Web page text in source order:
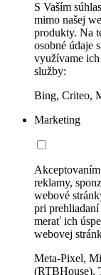
S Vaším
mimo našej
produkty. Na
osobné údaje
využívame
služby:
Bing, Criteo,
Marketing
reklamy,
webové
pri prehliadaní
merať ich
webovej
Meta-Pixel,
(RTBHouse),